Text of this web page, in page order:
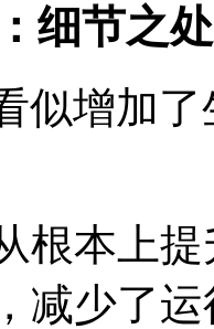
细节之
似增加
根本上
减少了